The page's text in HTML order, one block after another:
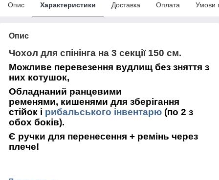
Опис Характеристики Доставка Оплата Умови
Опис
Чохол для спінінга на 3 секції 150 см.
Можливе перевезення вудлищ без зняття з
них котушок,
Обладнаний ранцевими
ременями, кишенями для зберігання
стійок і рибальського інвентарю (по 2 з
обох боків).
Є ручки для перенесення + ремінь через
плече!